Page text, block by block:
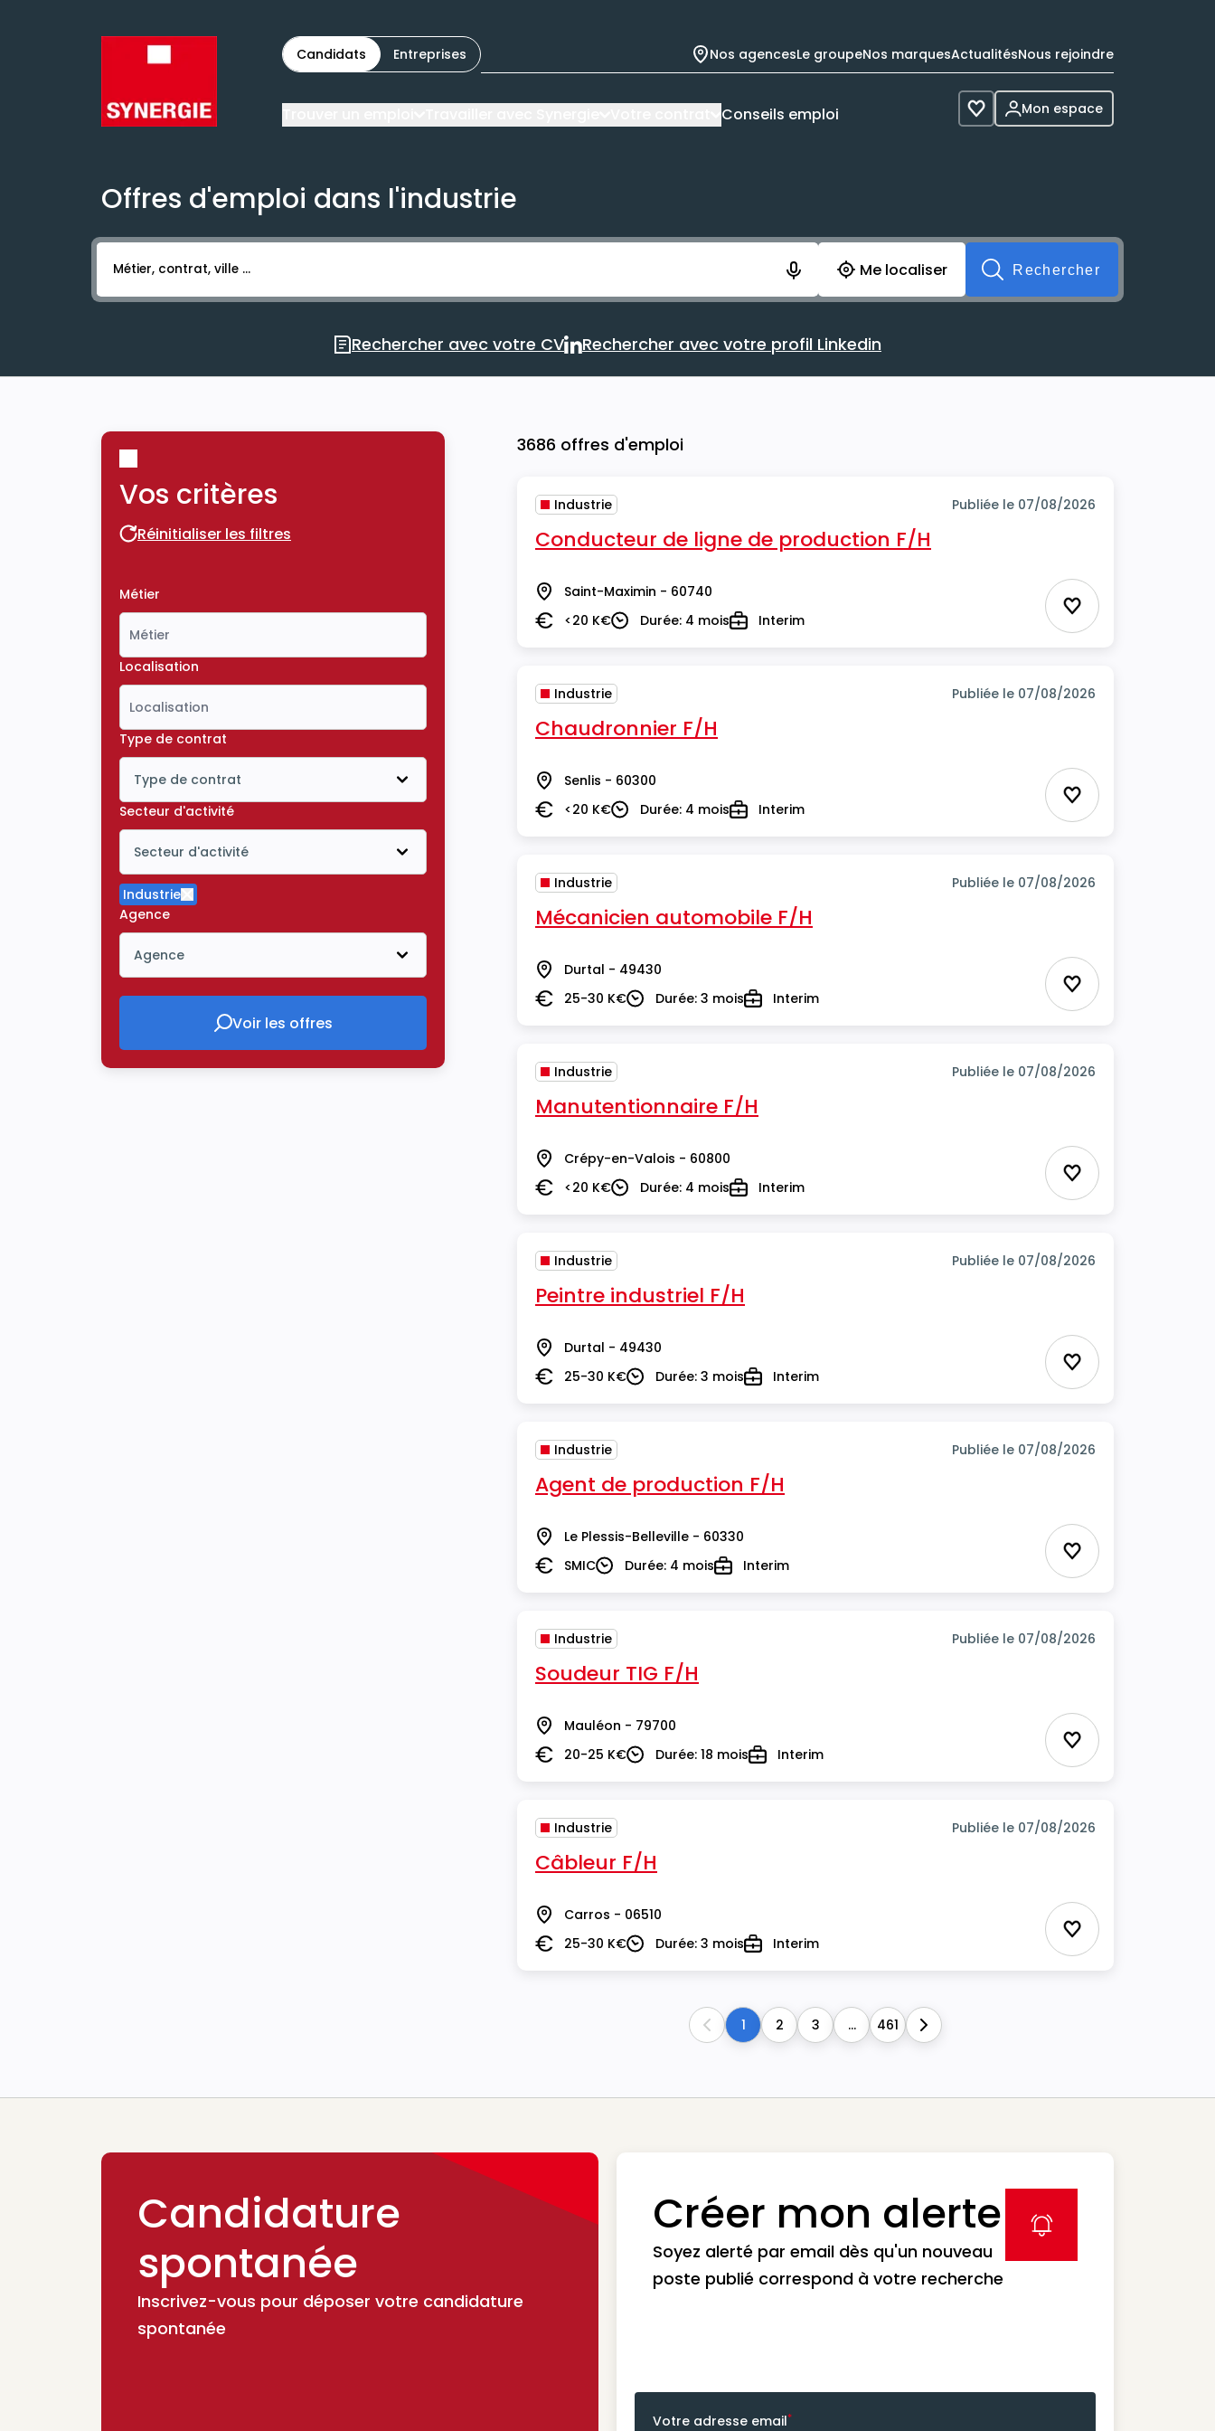
Candidats Entreprises Nos agencesLe groupeNos marquesActualitésNous rejoindre
Conseils emploi Voir les favoris
Mon espace
Offres d'emploi dans l'industrie
Activer l’élément pour lancer l’enregistrement. Vous aurez 10 secondes pour enregistrer votre recherche avant soumission du formulaire. Vous
Me localiser
Rechercher
Rechercher avec votre CV
Rechercher avec votre CV
Rechercher avec votre profil Linkedin
Rechercher avec votre profil Linkedin
Vos critères
Réinitialiser les filtres
Réinitialiser les filtres
Métier
Localisation
Type de contrat
Type de contrat
Icône ouvrir la liste déroulante
Secteur d'activité
Secteur d'activité
Icône ouvrir la liste déroulante
Industrie
Supprimer le critère Industrie
Agence
Agence
Icône ouvrir la liste déroulante
Voir les offres
Voir les offres
3686 offres d'emploi
Industrie Publiée le 07/08/2026
Conducteur de ligne de production F/H
Lieu Saint-Maximin - 60740
Salaire<20 K€DuréeDurée: 4 moisTypeInterim Ajouter aux
Industrie Publiée le 07/08/2026
Chaudronnier F/H
Lieu Senlis - 60300
Salaire<20 K€DuréeDurée: 4 moisTypeInterim Ajouter aux
Industrie Publiée le 07/08/2026
Mécanicien automobile F/H
Lieu Durtal - 49430
Salaire25-30 K€DuréeDurée: 3 moisTypeInterim Ajouter aux
Industrie Publiée le 07/08/2026
Manutentionnaire F/H
Lieu Crépy-en-Valois - 60800
Salaire<20 K€DuréeDurée: 4 moisTypeInterim Ajouter aux
Industrie Publiée le 07/08/2026
Peintre industriel F/H
Lieu Durtal - 49430
Salaire25-30 K€DuréeDurée: 3 moisTypeInterim Ajouter aux
Industrie Publiée le 07/08/2026
Agent de production F/H
Lieu Le Plessis-Belleville - 60330
Salaire
SMICDuréeDurée: 4 moisTypeInterim Ajouter aux
Industrie Publiée le 07/08/2026
Soudeur TIG F/H
Lieu Mauléon - 79700
Salaire20-25 K€DuréeDurée: 18 moisTypeInterim Ajouter aux
Industrie Publiée le 07/08/2026
Câbleur F/H
Lieu Carros - 06510
Salaire25-30 K€DuréeDurée: 3 moisTypeInterim Ajouter aux
Previous
1 2 3 ... 461 Next
Candidature
spontanée
Inscrivez-vous pour déposer votre candidature
spontanée
Créer mon alerte
Soyez alerté par email dès qu'un nouveau
poste publié correspond à votre recherche
label icon
Votre adresse email*